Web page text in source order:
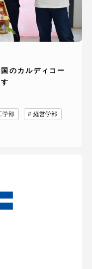
のカルディコー
学部 経営学部